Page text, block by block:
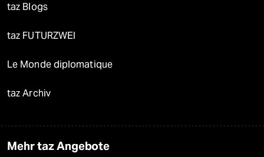
taz Blogs
taz FUTURZWEI
Le Monde diplomatique
taz Archiv
Mehr taz Angebote